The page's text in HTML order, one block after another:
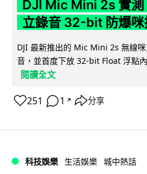
DJI Mic Mini 2s 實測
立錄音 32-bit 防爆咪
DJI 最新推出的 Mic Mini 2s 無線
音，並首度下放 32-bit Float 浮點
閱讀全文
251 1 ↗ 分享
科技娛樂 生活娛樂 城中熱話